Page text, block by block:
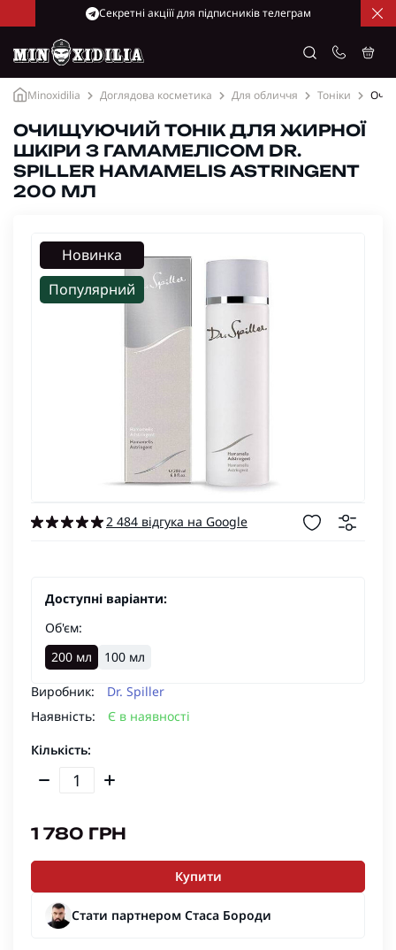
Cекретні акціїї для підписників телеграм
Minoxidilia Доглядова косметика Для обличчя Тоніки
ОЧИЩУЮЧИЙ ТОНІК ДЛЯ ЖИРНОЇ
ШКІРИ З ГАМАМЕЛІСОМ DR.
SPILLER HAMAMELIS ASTRINGENT
200 МЛ
Новинка
Популярний
2 484 відгука на Google
Виробник:
Dr. Spiller
Наявність:
Є в наявності
1 780 ГРН
Кількість:
Доступні варіанти:
Об'єм:
200 мл
100 мл
Купити
Стати партнером Стаса Бороди